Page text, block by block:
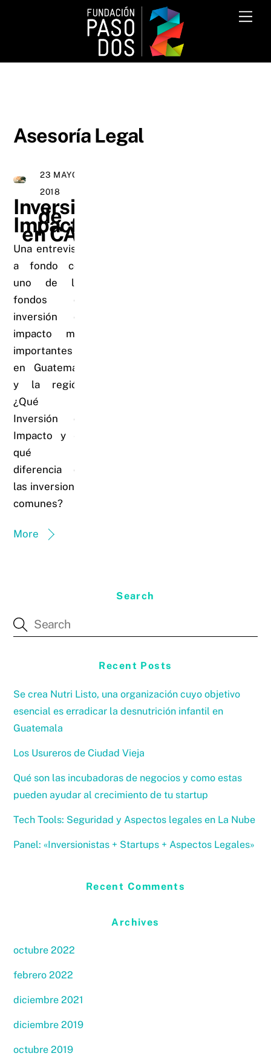
Asesoría Legal
23 MAYO,
2018
Inversión
de
Impacto
en CA
Una entrevista
a fondo con
uno de los
fondos de
inversión de
impacto más
importantes
en Guatemala
y la región:
¿Qué es
Inversión de
Impacto y en
qué se
diferencia de
las inversiones
comunes?
More
Search
Recent Posts
Se crea Nutri Listo, una organización cuyo objetivo
esencial es erradicar la desnutrición infantil en
Guatemala
Los Usureros de Ciudad Vieja
Qué son las incubadoras de negocios y como estas
pueden ayudar al crecimiento de tu startup
Tech Tools: Seguridad y Aspectos legales en La Nube
Panel: «Inversionistas + Startups + Aspectos Legales»
Recent Comments
Archives
octubre 2022
febrero 2022
diciembre 2021
diciembre 2019
octubre 2019